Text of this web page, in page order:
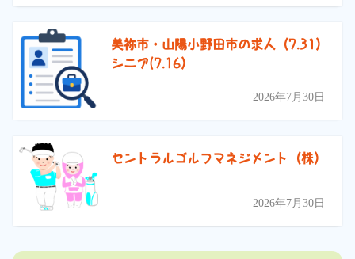
美祢市・山陽小野田市の求人（7.31）
シニア(7.16）
2026年7月30日
セントラルゴルフマネジメント（株）
2026年7月30日